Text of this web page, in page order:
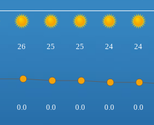
26 25 25 24 24
0.0 0.0 0.0 0.0 0.0